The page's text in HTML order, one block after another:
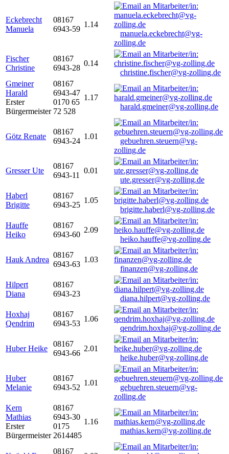
Eckebrecht
Manuela
08167
6943-59
1.14
manuela.eckebrecht@vg-
zolling.de
Fischer
Christine
08167
6943-28
0.14
christine.fischer@vg-zolling.de
Gmeiner
Harald
Erster
Bürgermeister
08167
6943-47
0170 65
72 528
1.17
harald.gmeiner@vg-zolling.de
Götz Renate
08167
6943-24
1.01
gebuehren.steuern@vg-
zolling.de
Gresser Ute
08167
6943-11
0.01
ute.gresser@vg-zolling.de
Haberl
Brigitte
08167
6943-25
1.05
brigitte.haberl@vg-zolling.de
Hauffe
Heiko
08167
6943-60
2.09
heiko.hauffe@vg-zolling.de
Hauk Andrea
08167
6943-63
1.03
finanzen@vg-zolling.de
Hilpert
Diana
08167
6943-23
diana.hilpert@vg-zolling.de
Hoxhaj
Qendrim
08167
6943-53
1.06
qendrim.hoxhaj@vg-zolling.de
Huber Heike
08167
6943-66
2.01
heike.huber@vg-zolling.de
Huber
Melanie
08167
6943-52
1.01
gebuehren.steuern@vg-
zolling.de
Kern
Mathias
Erster
Bürgermeister
08167
6943-30
0175
2614485
1.16
mathias.kern@vg-zolling.de
08167